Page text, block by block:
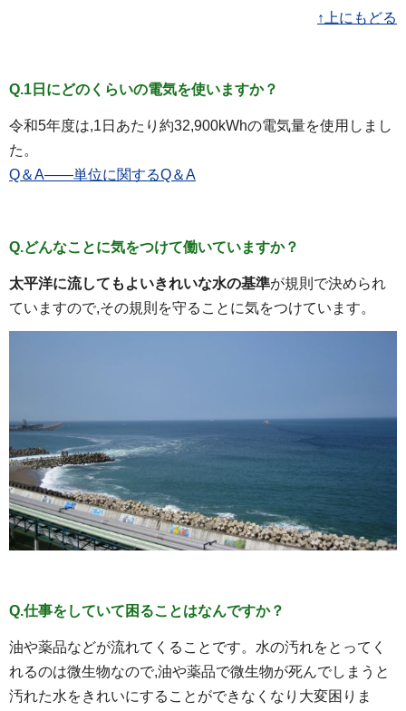
↑上にもどる
Q.1日にどのくらいの電気を使いますか？
令和5年度は,1日あたり約32,900kWhの電気量を使用しまし
た。
Q＆A――単位に関するQ＆A
Q.どんなことに気をつけて働いていますか？
太平洋に流してもよいきれいな水の基準が規則で決められ
ていますので,その規則を守ることに気をつけています。
Q.仕事をしていて困ることはなんですか？
油や薬品などが流れてくることです。水の汚れをとってく
れるのは微生物なので,油や薬品で微生物が死んでしまうと
汚れた水をきれいにすることができなくなり大変困りま